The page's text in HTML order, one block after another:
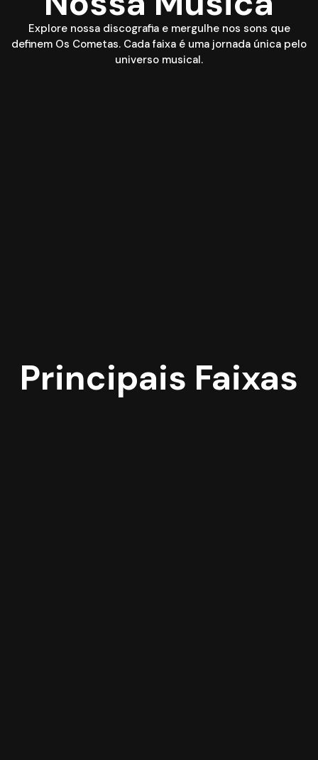
Explore nossa discografia e mergulhe nos sons que
definem Os Cometas. Cada faixa é uma jornada única pelo
universo musical.
Principais Faixas